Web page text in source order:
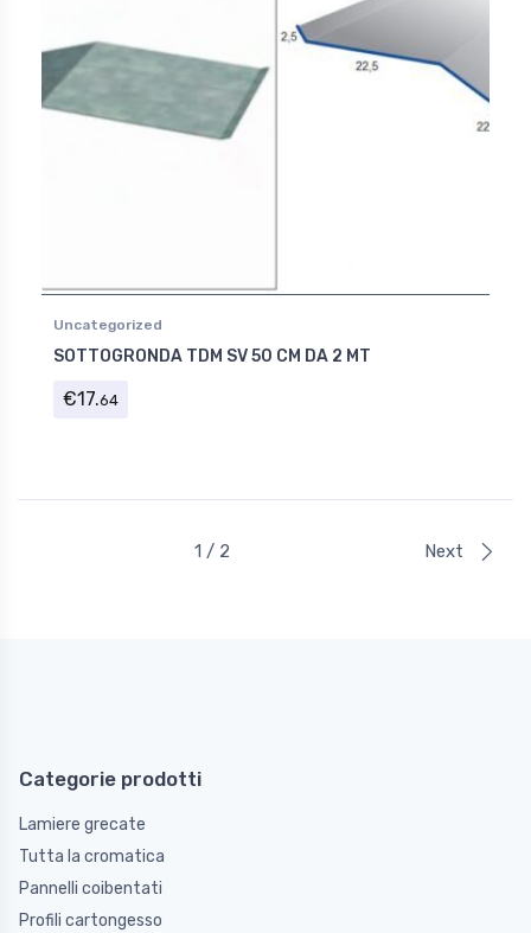
Uncategorized
SOTTOGRONDA TDM SV 50 CM DA 2 MT
€17.64
1 / 2 Next
Categorie prodotti
Lamiere grecate
Tutta la cromatica
Pannelli coibentati
Profili cartongesso